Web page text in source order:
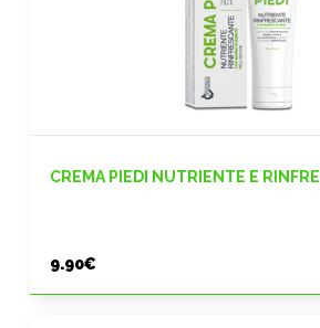
CREMA PIEDI NUTRIENTE E
9.90€